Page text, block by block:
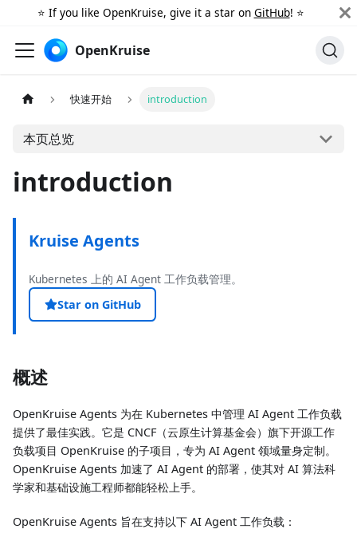
⭐️ If you like OpenKruise, give it a star on GitHub! ⭐️
OpenKruise
快速开始 introduction
本页总览
introduction
Kruise Agents
Kubernetes 上的 AI Agent 工作负载管理。
Star on GitHub
概述
OpenKruise Agents 为在 Kubernetes 中管理 AI Agent 工作负载
提供了最佳实践。它是 CNCF（云原生计算基金会）旗下开源工作
负载项目 OpenKruise 的子项目，专为 AI Agent 领域量身定制。
OpenKruise Agents 加速了 AI Agent 的部署，使其对 AI 算法科
学家和基础设施工程师都能轻松上手。
OpenKruise Agents 旨在支持以下 AI Agent 工作负载：